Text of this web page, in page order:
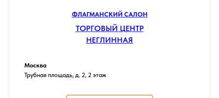
ФЛАГМАНСКИЙ САЛОН
ТОРГОВЫЙ ЦЕНТР
НЕГЛИННАЯ
Москва
Трубная площадь, д. 2, 2 этаж